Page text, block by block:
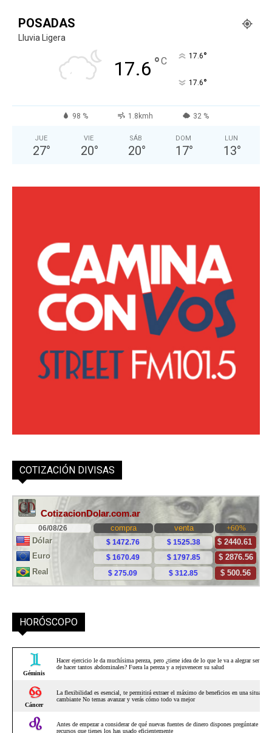
POSADAS
Lluvia Ligera
17.6 °C 17.6°
17.6°
98 % 1.8kmh 32 %
JUE
27°
VIE
20°
SÁB
20°
DOM
17°
LUN
13°
COTIZACIÓN DIVISAS
HORÓSCOPO